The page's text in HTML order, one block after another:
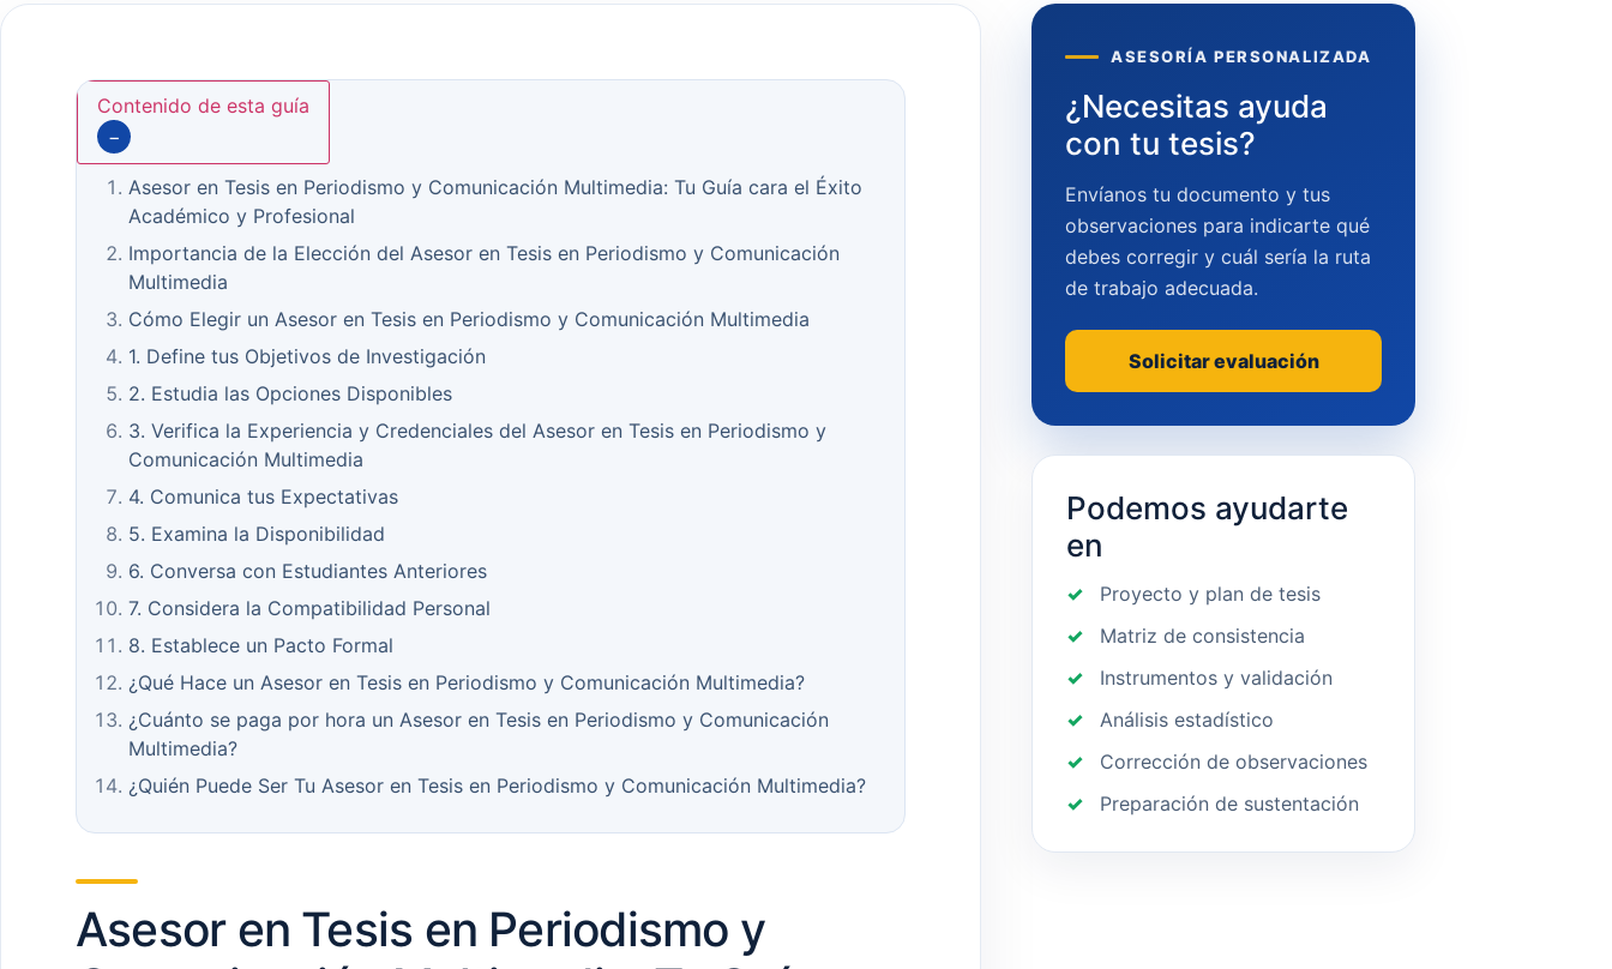
Contenido de esta guía
−
Asesor en Tesis en Periodismo y Comunicación Multimedia: Tu Guía cara el Éxito
Académico y Profesional
Importancia de la Elección del Asesor en Tesis en Periodismo y Comunicación
Multimedia
Cómo Elegir un Asesor en Tesis en Periodismo y Comunicación Multimedia
1. Define tus Objetivos de Investigación
2. Estudia las Opciones Disponibles
3. Verifica la Experiencia y Credenciales del Asesor en Tesis en Periodismo y
Comunicación Multimedia
4. Comunica tus Expectativas
5. Examina la Disponibilidad
6. Conversa con Estudiantes Anteriores
7. Considera la Compatibilidad Personal
8. Establece un Pacto Formal
¿Qué Hace un Asesor en Tesis en Periodismo y Comunicación Multimedia?
¿Cuánto se paga por hora un Asesor en Tesis en Periodismo y Comunicación
Multimedia?
¿Quién Puede Ser Tu Asesor en Tesis en Periodismo y Comunicación Multimedia?
Asesor en Tesis en Periodismo y
ASESORÍA PERSONALIZADA
¿Necesitas ayuda
con tu tesis?
Envíanos tu documento y tus
observaciones para indicarte qué
debes corregir y cuál sería la ruta
de trabajo adecuada.
Solicitar evaluación
Podemos ayudarte
en
Proyecto y plan de tesis
Matriz de consistencia
Instrumentos y validación
Análisis estadístico
Corrección de observaciones
Preparación de sustentación